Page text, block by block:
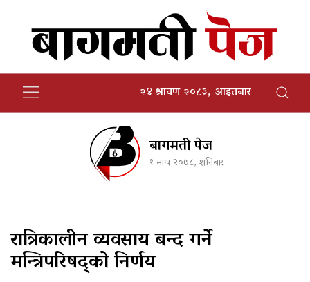
२४ श्रावण २०८३, आइतबार
बागमती पेज
१ माघ २०७८, शनिबार
रात्रिकालीन व्यवसाय बन्द गर्ने
मन्त्रिपरिषद्को निर्णय